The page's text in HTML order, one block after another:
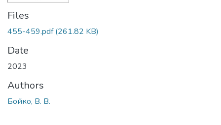
Files
455-459.pdf(261.82 KB)
Date
2023
Authors
Бойко, В. В.